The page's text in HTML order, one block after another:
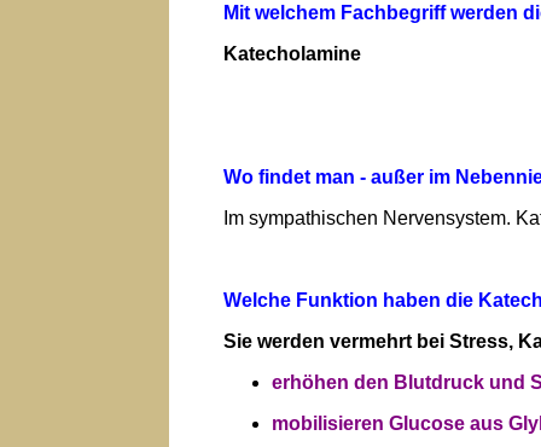
Mit welchem Fachbegriff werden
Katecholamine
Wo findet man - außer im
Im sympathischen Nervensystem.
Welche Funktion haben die
Sie werden vermehrt bei Stress,
erhöhen den Blutdruck und
mobilisieren Glucose aus